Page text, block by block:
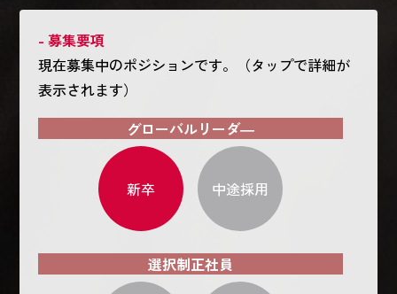
- 募集要項
現在募集中のポジションです。（タップで詳細が
表示されます）
グローバルリーダ―
新卒 中途採用
選択制正社員